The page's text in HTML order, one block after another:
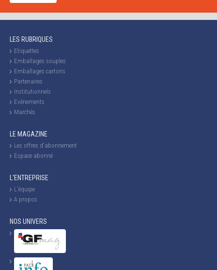
LES RUBRIQUES
Etiquettes
Emballages souples
Emballages cartons
Partenaires
Institutionnels
Evénements
Marchés
LE MAGAZINE
Les offres d'abonnement
Espace abonné
L'ENTREPRISE
L'équipe
A propos
NOS UNIVERS